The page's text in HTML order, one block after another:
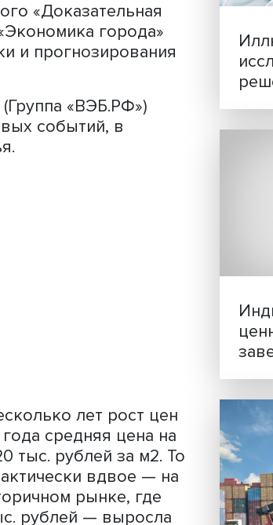
по итогам 2022 года
в современной
выросли цены на
перегрет. Эксперты
к жилью как к
городского и регионального
«Доказательная
«Экономика города»
оценки и прогнозирования
(Группа «ВЭБ.РФ»)
ключевых событий, в
жилья.